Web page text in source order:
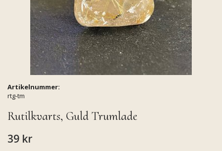
Artikelnummer:
rtg-tm
Rutilkvarts, Guld Trumlade
39 kr